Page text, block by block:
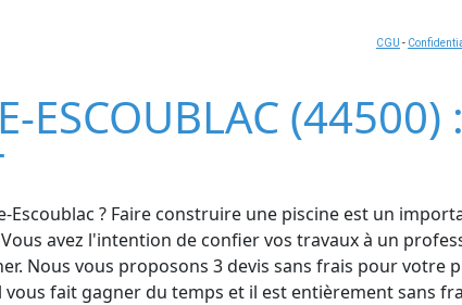
CGU -
ESCOUBLAC (44500)
Escoublac ? Faire construire une piscine est un
avez l'intention de confier vos travaux à un
Nous vous proposons 3 devis sans frais pour votre
fait gagner du temps et il est entièrement sans